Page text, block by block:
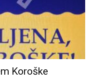
Koroške